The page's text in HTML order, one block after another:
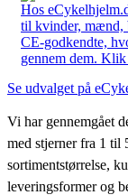
Hos
til kvinder, mænd,
CE-godkendte,
gennem dem.
Se udvalget på
Vi har gennemgået
med stjerner fra 1 til
sortimentstørrelse,
leveringsformer og